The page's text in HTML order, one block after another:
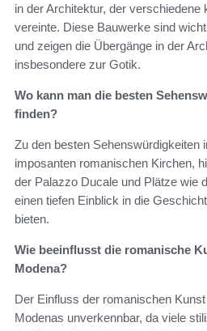
in der Architektur, der verschiedene
vereinte. Diese Bauwerke sind
und zeigen die Übergänge in der
insbesondere zur Gotik.
Wo kann man die besten
finden?
Zu den besten Sehenswürdigkeiten
imposanten romanischen Kirchen,
der Palazzo Ducale und Plätze wie
einen tiefen Einblick in die
bieten.
Wie beeinflusst die romanische
Modena?
Der Einfluss der romanischen
Modenas unverkennbar, da viele